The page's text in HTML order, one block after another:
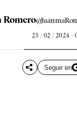
Romero
23 / 02 / 2024 -
Seguir en